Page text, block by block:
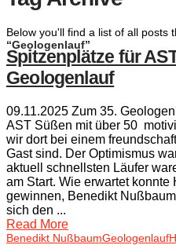
Below you'll find a list of all posts
“Geologenlauf”
Spitzenplätze für
Geologenlauf
09.11.2025 Zum 35.
AST Süßen mit über 50
wir dort bei einem
Gast sind. Der Optimismus
aktuell schnellsten Läufer
am Start. Wie erwartet
gewinnen, Benedikt
sich den ...
Read More
Benedikt NußbaumGeologenlauf